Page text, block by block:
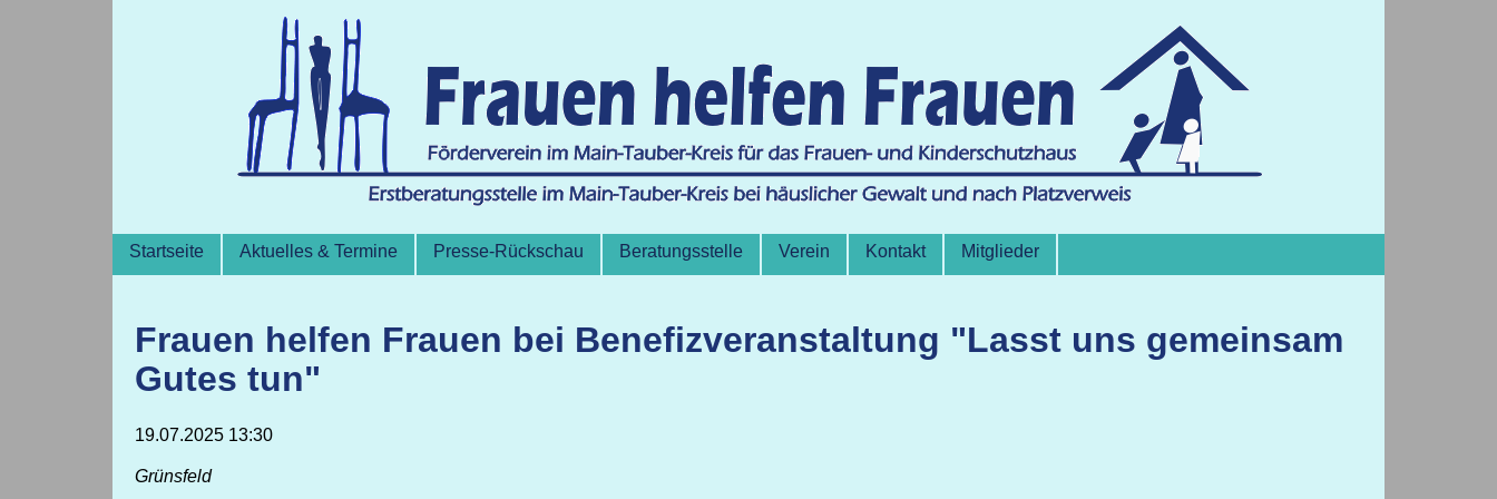
Navigation
überspringen
Startseite Aktuelles & Termine Presse-Rückschau Beratungsstelle Verein Kontakt Mitglieder
Frauen helfen Frauen bei Benefizveranstaltung "Lasst uns gemeinsam
Gutes tun"
19.07.2025 13:30
Grünsfeld
Beratungsstelle